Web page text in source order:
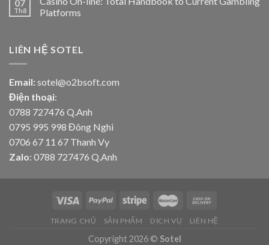
07
Th8
Platforms
LIÊN HỆ SOTEL
Email: sotel@o2bsoft.com
Điện thoại:
0788 727476 Q.Anh
0795 995 998 Đông Nghi
0706 67 11 67 Thanh Vy
Zalo: 0788 727476 Q.Anh
TRANG CHỦ SẢN PHẨM DỊCH VỤ LIÊN HỆ
Copyright 2026 © Sotel